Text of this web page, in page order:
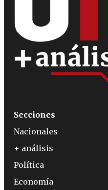
Secciones
Nacionales
+ análisis
Política
Economía